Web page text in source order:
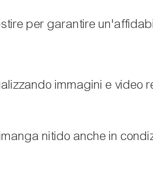
per garantire
immagini e video
nitido anche in